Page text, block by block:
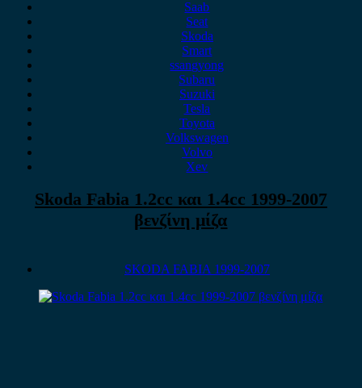
Saab
Seat
Skoda
Smart
ssangyong
Subaru
Suzuki
Tesla
Toyota
Volkswagen
Volvo
Xev
Skoda Fabia 1.2cc και 1.4cc 1999-2007
βενζίνη μίζα
SKODA FABIA 1999-2007